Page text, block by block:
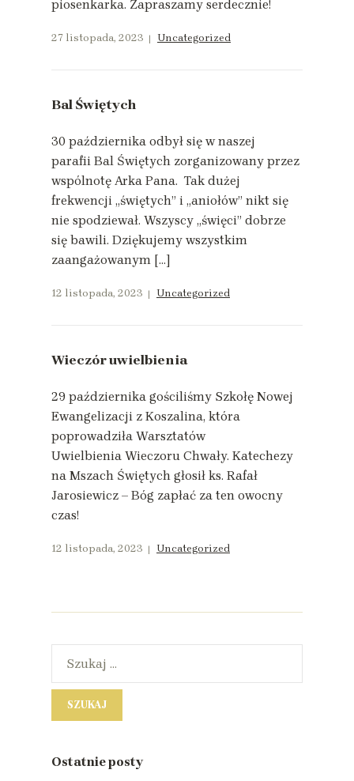
piosenkarka. Zapraszamy serdecznie!
27 listopada, 2023 Uncategorized
Bal Świętych
30 października odbył się w naszej
parafii Bal Świętych zorganizowany przez
wspólnotę Arka Pana. Tak dużej
frekwencji „świętych” i „aniołów” nikt się
nie spodziewał. Wszyscy „święci” dobrze
się bawili. Dziękujemy wszystkim
zaangażowanym […]
12 listopada, 2023 Uncategorized
Wieczór uwielbienia
29 października gościliśmy Szkołę Nowej
Ewangelizacji z Koszalina, która
poprowadziła Warsztatów
Uwielbienia Wieczoru Chwały. Katechezy
na Mszach Świętych głosił ks. Rafał
Jarosiewicz – Bóg zapłać za ten owocny
czas!
12 listopada, 2023 Uncategorized
Ostatnie posty